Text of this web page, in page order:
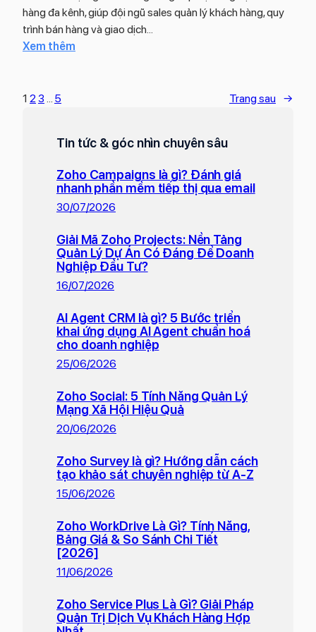
ọ
n
t
h
d
o
n
h
n
g
i
ệ
p
n
m
2
0
2
6
?
ư
ớ
c
x
n
k
h
á
h
h
à
n
l
ý
t
ở
n
g
t
h
n
h
v
i
Z
h
o
O
n
e
hàng đa kênh, giúp đội ngũ sales quản lý khách hàng, quy
trình bán hàng và giao dịch…
Xem thêm
n
c
h
o
đ
ộ
i
n
ũ
b
á
n
à
n
g
T
n
t
ố
c
o
a
1 23 … 5 Trang sau →
Tin tức & góc nhìn chuyên sâu
Zoho Campaigns là gì? Đánh giá
nhanh phần mềm tiếp thị qua email
30/07/2026
Giải Mã Zoho Projects: Nền Tảng
Quản Lý Dự Án Có Đáng Để Doanh
Nghiệp Đầu Tư?
16/07/2026
AI Agent CRM là gì? 5 Bước triển
khai ứng dụng AI Agent chuẩn hoá
cho doanh nghiệp
25/06/2026
Zoho Social: 5 Tính Năng Quản Lý
Mạng Xã Hội Hiệu Quả
20/06/2026
Zoho Survey là gì? Hướng dẫn cách
tạo khảo sát chuyên nghiệp từ A-Z
15/06/2026
Zoho WorkDrive Là Gì? Tính Năng,
Bảng Giá & So Sánh Chi Tiết
[2026]
11/06/2026
Zoho Service Plus Là Gì? Giải Pháp
Quản Trị Dịch Vụ Khách Hàng Hợp